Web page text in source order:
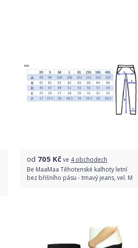
od 705 Kčve 4 obchodech
Be MaaMaa Těhotenské kalhoty letní
bez břišního pásu - tmavý jeans, vel. M